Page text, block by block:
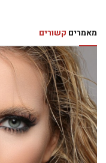
מאמרים קשורים